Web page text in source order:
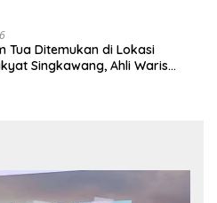
Tua Ditemukan di Lokasi
Singkawang, Ahli Waris